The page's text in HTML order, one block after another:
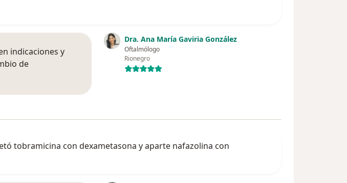
Dra. Ana María Gaviria González
Oftalmólogo
Rionegro
indicaciones y
de
tobramicina con dexametasona y aparte nafazolina con